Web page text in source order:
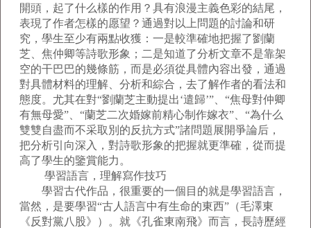
開頭，起了什么樣的作用？具有浪漫主義色彩的結尾，
表現了作者怎樣的愿望？通過對以上問題的討論和研
究，學生至少有兩點收獲：一是較準確地把握了劉蘭
芝、焦仲卿等詩歌形象；二是知道了分析文章不是靠架
空的干巴巴的幾條筋，而是必須從具體內容出發，通過
對具體材料的理解、分析和綜合，去了解作者的看法和
態度。尤其在對“劉蘭芝主動提出‘遣歸’”、“焦母對仲卿
有無母愛”、“蘭芝二次婚嫁前精心制作嫁衣”、“為什么
雙雙自盡而不采取別的反抗方式”諸問題展開爭論后，
把分析引向深入，對詩歌形象的把握就更準確，從而提
高了學生的鑒賞能力。
學習語言，理解寫作技巧
學習古代作品，很重要的一個目的就是學習語言，
當然，是要學習“古人語言中有生命的東西”（毛澤東
《反對黨八股》）。就《孔雀東南飛》而言，長詩歷經